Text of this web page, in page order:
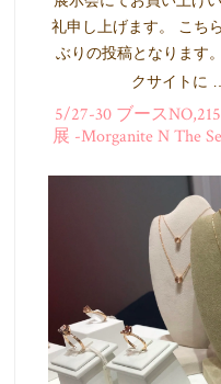
礼申し上げます。 こち
ぶりの投稿となります
クサイトに …
5/27-30 ブース
展 -Morganite N The